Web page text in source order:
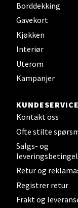
Borddekking
Gavekort
Kjøkken
Interiør
Uterom
Kampanjer
KUNDESERVICE
Kontakt oss
Ofte stilte
Salgs- og
Retur og
Registrer retur
Frakt og
Bergen -
Åpent i dag 10-
0 i butikk
Oppdal -